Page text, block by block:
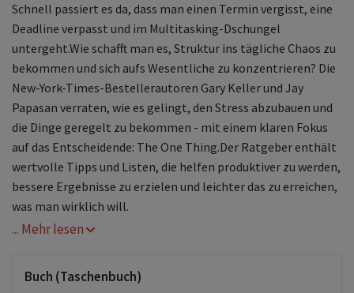
Schnell passiert es da, dass man einen Termin vergisst, eine
Deadline verpasst und im Multitasking-Dschungel
untergeht.Wie schafft man es, Struktur ins tägliche Chaos zu
bekommen und sich aufs Wesentliche zu konzentrieren? Die
New-York-Times-Bestellerautoren Gary Keller und Jay
Papasan verraten, wie es gelingt, den Stress abzubauen und
die Dinge geregelt zu bekommen - mit einem klaren Fokus
auf das Entscheidende: The One Thing.Der Ratgeber enthält
wertvolle Tipps und Listen, die helfen produktiver zu werden,
bessere Ergebnisse zu erzielen und leichter das zu erreichen,
was man wirklich will.
... Mehr lesen
Buch (Taschenbuch)